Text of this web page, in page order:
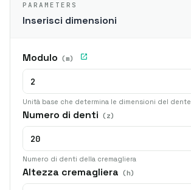
PARAMETERS
Inserisci dimensioni
Modulo (m)
Unità base che determina le dimensioni del dente
Numero di denti (z)
Numero di denti della cremagliera
Altezza cremagliera (h)